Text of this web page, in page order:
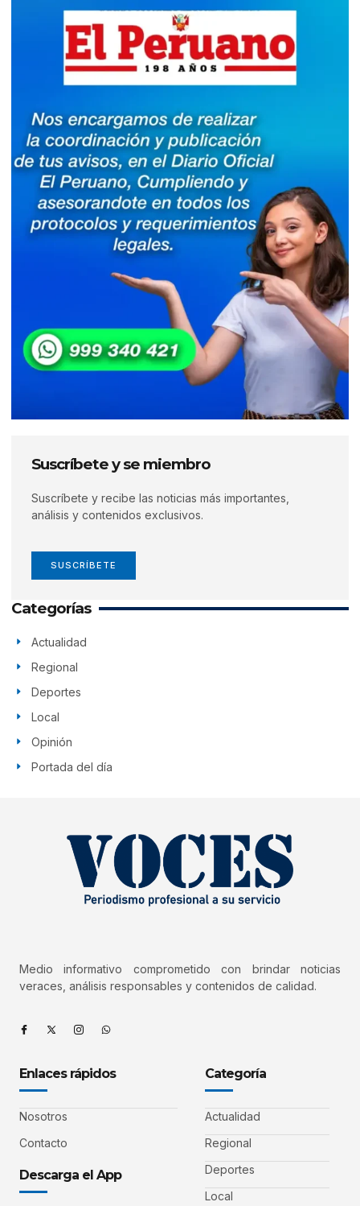
Suscríbete y se miembro
Suscríbete y recibe las noticias más importantes,
análisis y contenidos exclusivos.
SUSCRÍBETE
Categorías
Actualidad
Regional
Deportes
Local
Opinión
Portada del día
Medio informativo comprometido con brindar noticias
veraces, análisis responsables y contenidos de calidad.
Enlaces rápidos
Nosotros
Contacto
Descarga el App
Categoría
Actualidad
Regional
Deportes
Local